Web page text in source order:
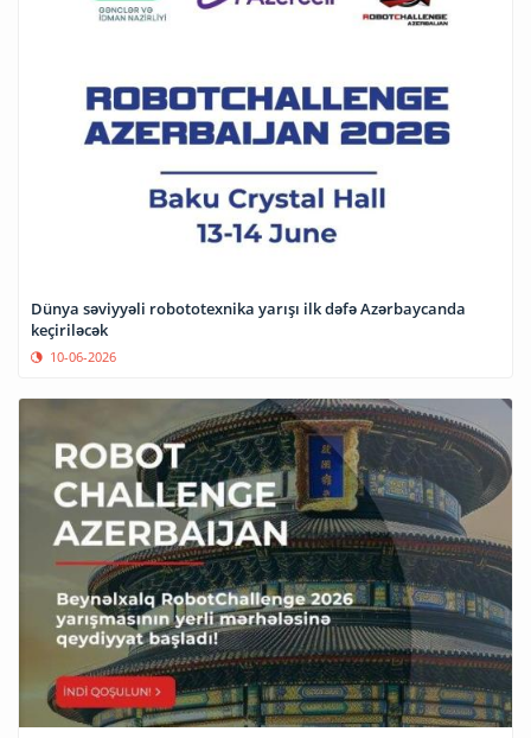
Dünya səviyyəli robototexnika yarışı ilk dəfə Azərbaycanda
keçiriləcək
10-06-2026